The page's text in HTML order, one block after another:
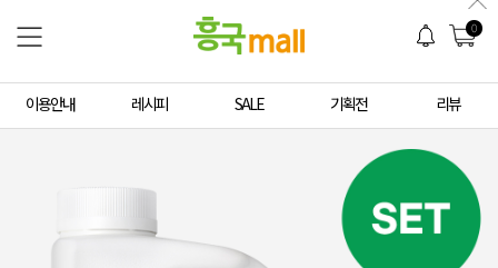
0
이용안내 레시피 SALE 기획전 리뷰